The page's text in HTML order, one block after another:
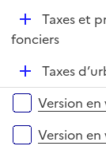
e
r
l
i
e
r
p
l
i
e
r
D
é
e
r
Taxes et
fonciers
D
é
p
Taxes
Versions sur la
Version
Version